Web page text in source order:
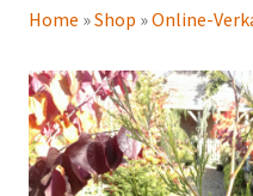
Home »Shop »Online-